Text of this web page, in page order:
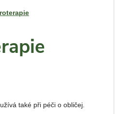
také při péči o obličej.